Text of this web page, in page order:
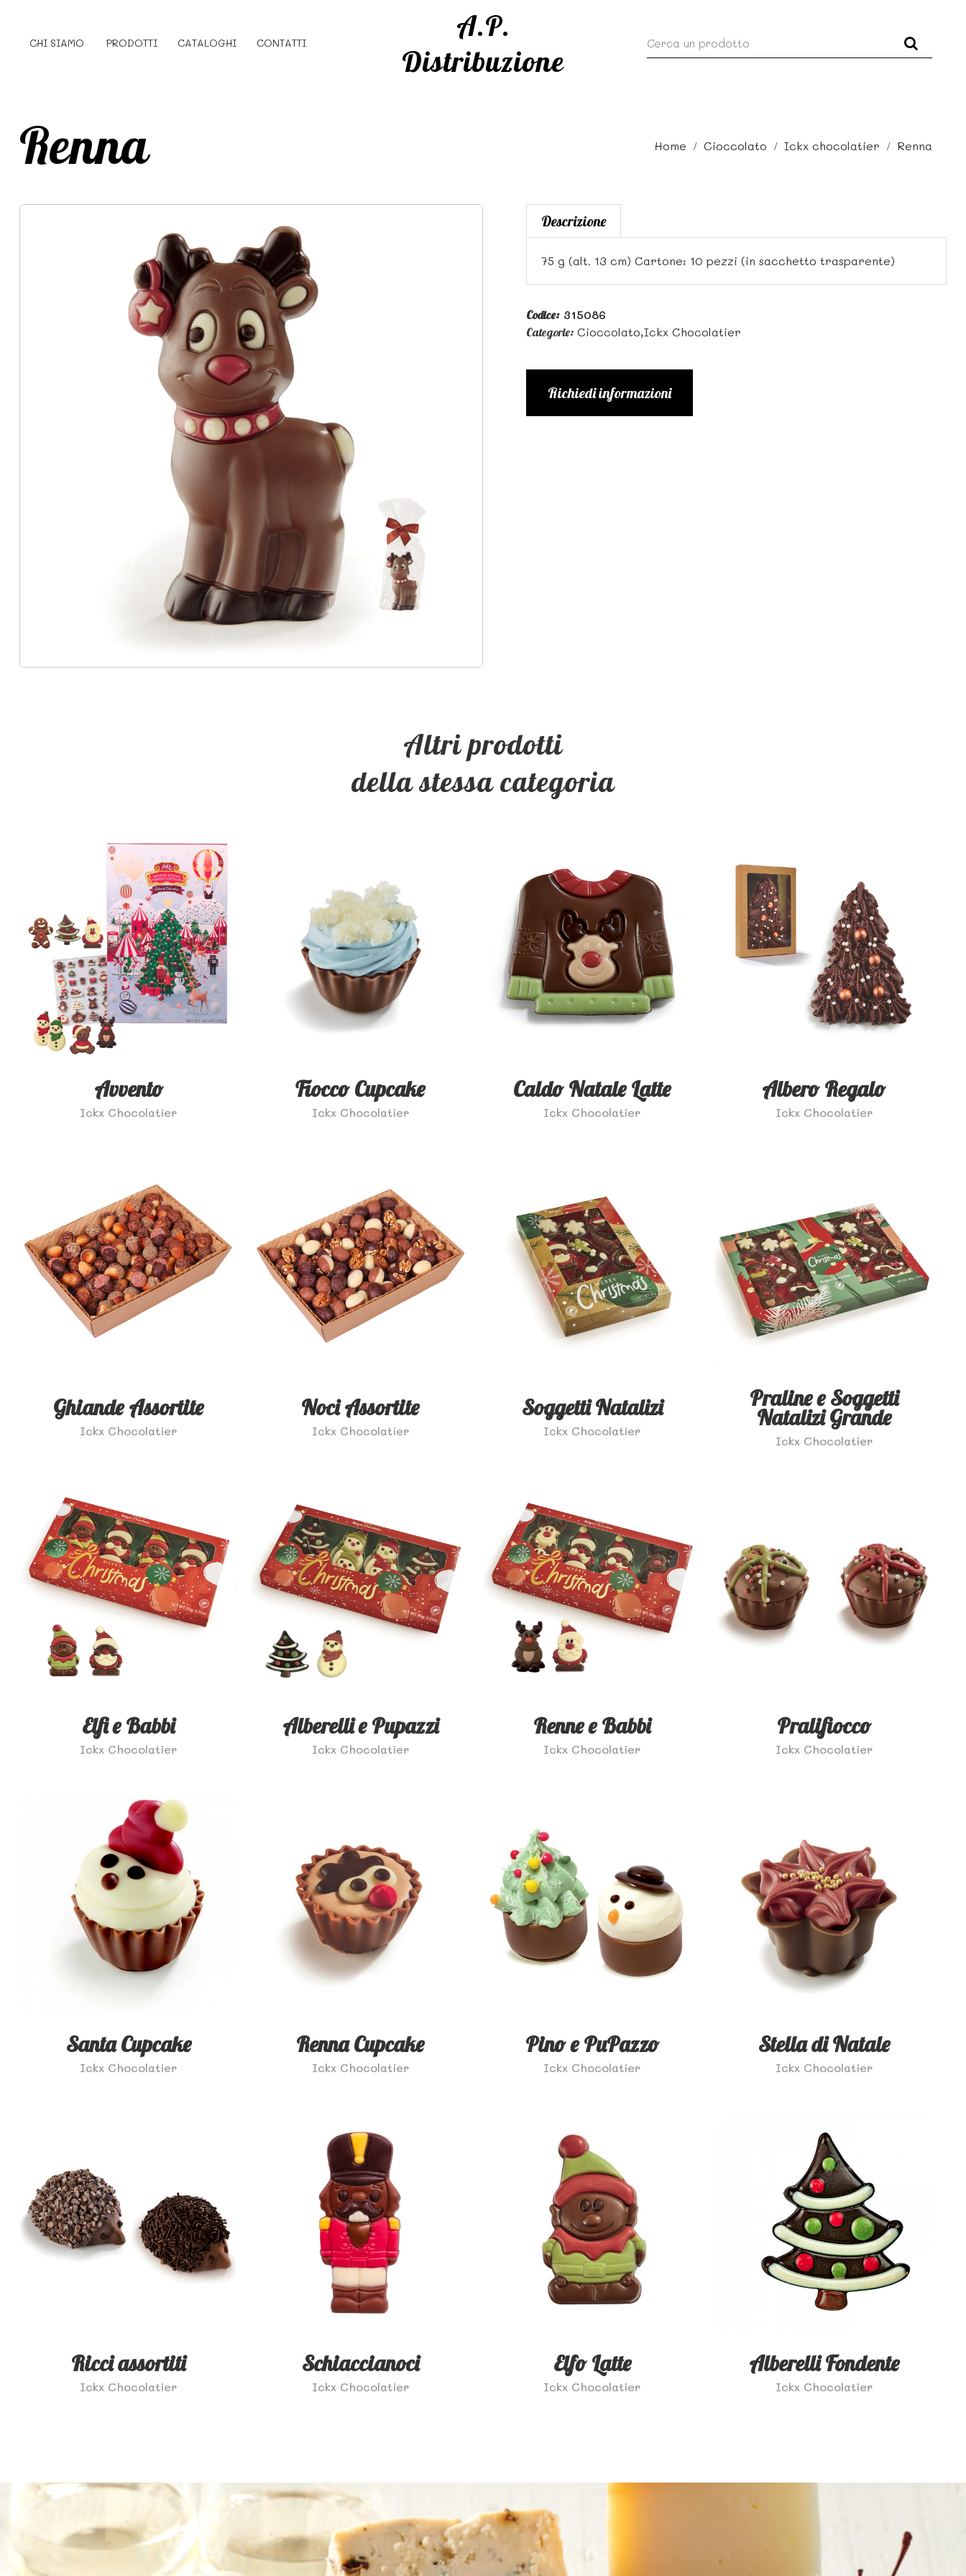
CHI SIAMO PRODOTTI CATALOGHI CONTATTI
A.P.
Distribuzione
Renna Home Cioccolato Ickx chocolatier Renna
Descrizione
75 g (alt. 13 cm) Cartone: 10 pezzi (in sacchetto trasparente)
Codice:315086
Categorie: Cioccolato,ickx Chocolatier
Richiedi informazioni
Altri prodotti
della stessa categoria
Avvento
Ickx Chocolatier
Fiocco Cupcake
Ickx Chocolatier
Caldo Natale Latte
Ickx Chocolatier
Albero Regalo
Ickx Chocolatier
Ghiande Assortite
Ickx Chocolatier
Noci Assortite
Ickx Chocolatier
Soggetti Natalizi
Ickx Chocolatier
Praline e Soggetti
Natalizi Grande
Ickx Chocolatier
Elfi e Babbi
Ickx Chocolatier
Alberelli e Pupazzi
Ickx Chocolatier
Renne e Babbi
Ickx Chocolatier
Pralifiocco
Ickx Chocolatier
Santa Cupcake
Ickx Chocolatier
Renna Cupcake
Ickx Chocolatier
Pino e PuPazzo
Ickx Chocolatier
Stella di Natale
Ickx Chocolatier
Ricci assortiti
Ickx Chocolatier
Schiaccianoci
Ickx Chocolatier
Elfo Latte
Ickx Chocolatier
Alberelli Fondente
Ickx Chocolatier